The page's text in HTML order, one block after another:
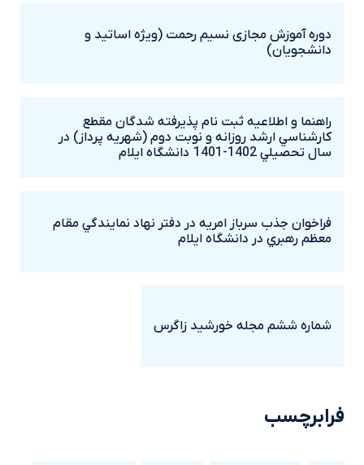
دوره آموزش مجازی نسیم رحمت (ویژه اساتید و
دانشجویان)
راهنما و اطلاعيه ثبت نام پذيرفته شدگان مقطع
کارشناسي ارشد روزانه و نوبت دوم (شهريه پرداز) در
سال تحصيلي 1402-1401 دانشگاه ايلام
فراخوان جذب سرباز امريه در دفتر نهاد نمايندگي مقام
معظم رهبري در دانشگاه ايلام
شماره ششم مجله خورشيد زاگرس
فرابرچسب